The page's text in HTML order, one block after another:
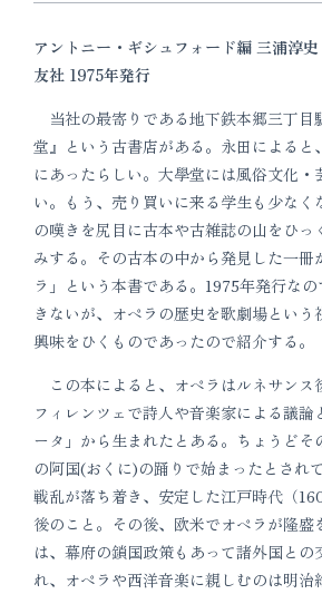
アントニー・ギシュフォード編 三浦淳
友社 1975年発行
当社の最寄りである地下鉄本郷三丁目
堂』という古書店がある。永田によると
にあったらしい。大學堂には風俗文化・
い。もう、売り買いに来る学生も少な
の嘆きを尻目に古本や古雑誌の山をひっ
みする。その古本の中から発見した一冊
ラ」という本書である。1975年発行な
きないが、オペラの歴史を歌劇場という
興味をひくものであったので紹介する。
この本によると、オペラはルネサンス
フィレンツェで詩人や音楽家による議論
ータ」から生まれたとある。ちょうどそ
の阿国(おくに)の踊りで始まったとされ
戦乱が落ち着き、安定した江戸時代（
後のこと。その後、欧米でオペラが隆盛
は、幕府の鎖国政策もあって諸外国との
れ、オペラや西洋音楽に親しむのは明治